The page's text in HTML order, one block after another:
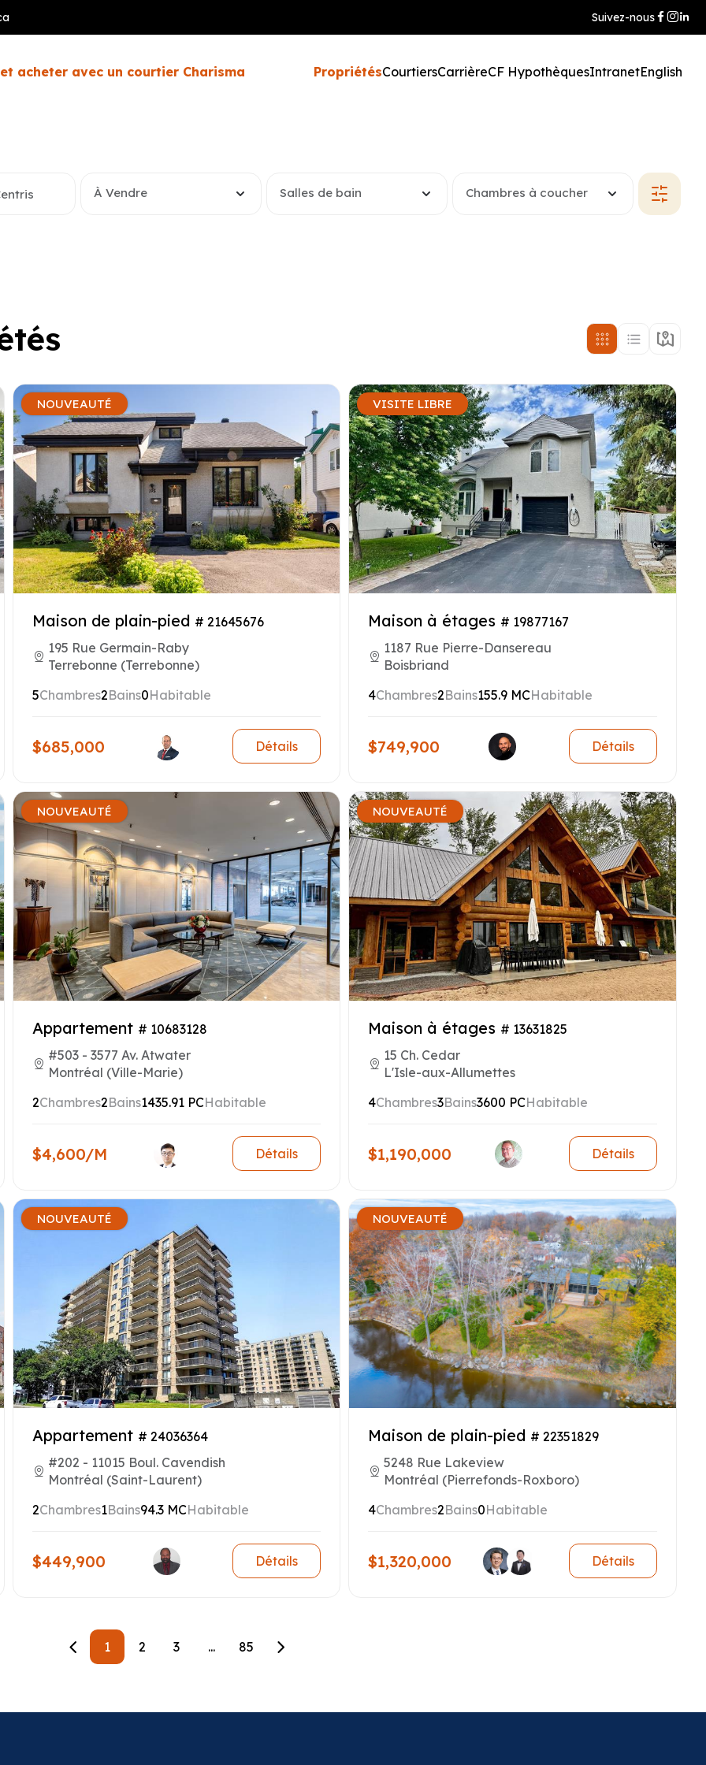
Suivez-nous
acheter avec un courtier Charisma PropriétésCourtiersCarrièreCF HypothèquesIntranetEnglish
À Vendre Salles de bain Chambres à coucher
NOUVEAUTÉ
Maison de plain-pied # 21645676
195 Rue Germain-Raby
Terrebonne (Terrebonne)
5Chambres2Bains0Habitable
$685,000 Détails
VISITE LIBRE
Maison à étages # 19877167
1187 Rue Pierre-Dansereau
Boisbriand
4Chambres2Bains155.9 MCHabitable
$749,900 Détails
NOUVEAUTÉ
Appartement # 10683128
#503 - 3577 Av. Atwater
Montréal (Ville-Marie)
2Chambres2Bains1435.91 PCHabitable
$4,600/M Détails
NOUVEAUTÉ
Maison à étages # 13631825
15 Ch. Cedar
L'Isle-aux-Allumettes
4Chambres3Bains3600 PCHabitable
$1,190,000 Détails
NOUVEAUTÉ
Appartement # 24036364
#202 - 11015 Boul. Cavendish
Montréal (Saint-Laurent)
2Chambres1Bains94.3 MCHabitable
$449,900 Détails
NOUVEAUTÉ
Maison de plain-pied # 22351829
5248 Rue Lakeview
Montréal (Pierrefonds-Roxboro)
4Chambres2Bains0Habitable
$1,320,000 Détails
1 2 3 ... 85